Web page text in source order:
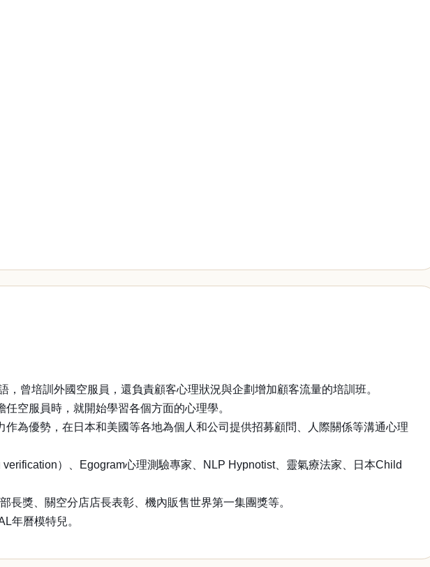
曾培訓外國空服員，還負責顧客心理狀況與企劃增加顧客流量的培訓班。
空服員時，就開始學習各個方面的心理學。
為優勢，在日本和美國等各地為個人和公司提供招募顧問、人際關係等溝通心理
）、Egogram心理測驗專家、NLP Hypnotist、靈氣療法家、日本Child
獎、關空分店店長表彰、機內販售世界第一集團獎等。
年曆模特兒。